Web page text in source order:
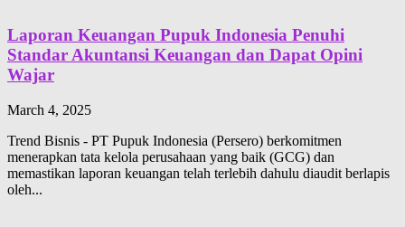
Laporan Keuangan Pupuk Indonesia Penuhi
Standar Akuntansi Keuangan dan Dapat Opini
Wajar
March 4, 2025
Trend Bisnis - PT Pupuk Indonesia (Persero) berkomitmen
menerapkan tata kelola perusahaan yang baik (GCG) dan
memastikan laporan keuangan telah terlebih dahulu diaudit berlapis
oleh...